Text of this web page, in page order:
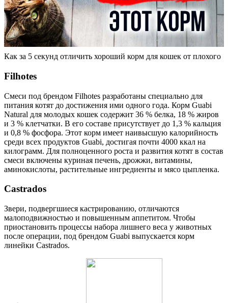
Как за 5 секунд отличить хороший корм для кошек от плохого
Filhotes
Смеси под брендом Filhotes разработаны специально для
питания котят до достижения ими одного года. Корм Guabi
Natural для молодых кошек содержит 36 % белка, 18 % жиров
и 3 % клетчатки. В его составе присутствует до 1,3 % кальция
и 0,8 % фосфора. Этот корм имеет наивысшую калорийность
среди всех продуктов Guabi, достигая почти 4000 ккал на
килограмм. Для полноценного роста и развития котят в состав
смеси включены куриная печень, дрожжи, витамины,
аминокислоты, растительные ингредиенты и мясо цыпленка.
Castrados
Звери, подвергшиеся кастрированию, отличаются
малоподвижностью и повышенным аппетитом. Чтобы
приостановить процессы набора лишнего веса у животных
после операции, под брендом Guabi выпускается корм
линейки Castrados.